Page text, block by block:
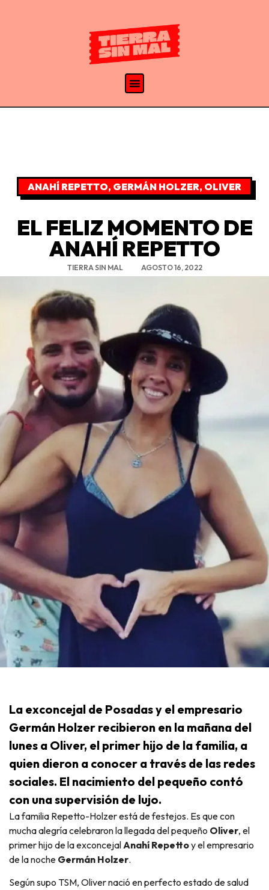
ANAHÍ REPETTO, GERMÁN HOLZER, OLIVER
EL FELIZ MOMENTO DE
ANAHÍ REPETTO
TIERRA SIN MAL AGOSTO 16, 2022
La exconcejal de Posadas y el empresario
Germán Holzer recibieron en la mañana del
lunes a Oliver, el primer hijo de la familia, a
quien dieron a conocer a través de las redes
sociales. El nacimiento del pequeño contó
con una supervisión de lujo.
La familia Repetto-Holzer está de festejos. Es que con
mucha alegría celebraron la llegada del pequeño Oliver, el
primer hijo de la exconcejal Anahí Repettoy el empresario
de la noche Germán Holzer.
Según supo TSM, Oliver nació en perfecto estado de salud